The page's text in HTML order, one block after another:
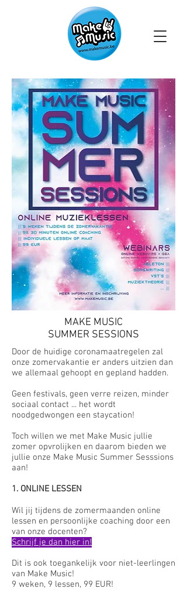
MAKE MUSIC
SUMMER SESSIONS
Door de huidige coronamaatregelen zal
onze zomervakantie er anders uitzien dan
we allemaal gehoopt en gepland hadden.
Geen festivals, geen verre reizen, minder
sociaal contact ... het wordt
noodgedwongen een staycation!
Toch willen we met Make Music jullie
zomer opvrolijken en daarom bieden we
jullie onze Make Music Summer Sesssions
aan!
1. ONLINE LESSEN
Wil jij tijdens de zomermaanden online
lessen en persoonlijke coaching door een
van onze docenten?
Schrijf je dan hier in!
Dit is ook toegankelijk voor niet-leerlingen
van Make Music!
9 weken, 9 lessen, 99 EUR!